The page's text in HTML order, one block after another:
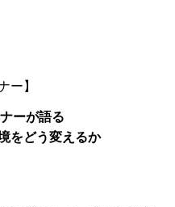
ー】
ーが語る
をどう変えるか